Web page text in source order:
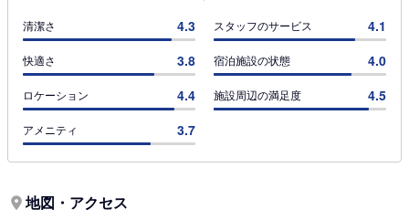
清潔さ 4.3 スタッフのサービス 4.1
快適さ 3.8 宿泊施設の状態 4.0
ロケーション 4.4 施設周辺の満足度 4.5
アメニティ 3.7
地図・アクセス